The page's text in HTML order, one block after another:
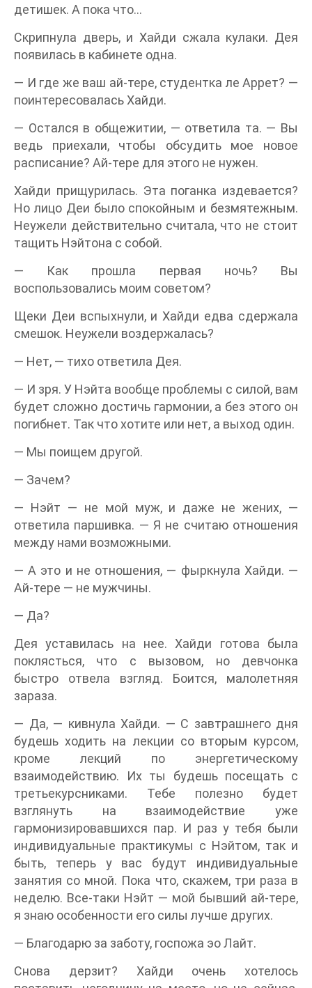
детишек. А пока что…
Скрипнула дверь, и Хайди сжала кулаки. Дея
появилась в кабинете одна.
— И где же ваш ай-тере, студентка ле Аррет? —
поинтересовалась Хайди.
— Остался в общежитии, — ответила та. — Вы
ведь приехали, чтобы обсудить мое новое
расписание? Ай-тере для этого не нужен.
Хайди прищурилась. Эта поганка издевается?
Но лицо Деи было спокойным и безмятежным.
Неужели действительно считала, что не стоит
тащить Нэйтона с собой.
— Как прошла первая ночь? Вы
воспользовались моим советом?
Щеки Деи вспыхнули, и Хайди едва сдержала
смешок. Неужели воздержалась?
— Нет, — тихо ответила Дея.
— И зря. У Нэйта вообще проблемы с силой, вам
будет сложно достичь гармонии, а без этого он
погибнет. Так что хотите или нет, а выход один.
— Мы поищем другой.
— Зачем?
— Нэйт — не мой муж, и даже не жених, —
ответила паршивка. — Я не считаю отношения
между нами возможными.
— А это и не отношения, — фыркнула Хайди. —
Ай-тере — не мужчины.
— Да?
Дея уставилась на нее. Хайди готова была
поклясться, что с вызовом, но девчонка
быстро отвела взгляд. Боится, малолетняя
зараза.
— Да, — кивнула Хайди. — С завтрашнего дня
будешь ходить на лекции со вторым курсом,
кроме лекций по энергетическому
взаимодействию. Их ты будешь посещать с
третьекурсниками. Тебе полезно будет
взглянуть на взаимодействие уже
гармонизировавшихся пар. И раз у тебя были
индивидуальные практикумы с Нэйтом, так и
быть, теперь у вас будут индивидуальные
занятия со мной. Пока что, скажем, три раза в
неделю. Все-таки Нэйт — мой бывший ай-тере,
я знаю особенности его силы лучше других.
— Благодарю за заботу, госпожа эо Лайт.
Снова дерзит? Хайди очень хотелось